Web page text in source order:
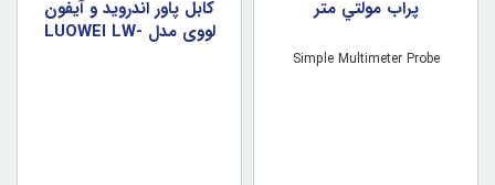
پراب مولتي متر
Simple Multimeter Probe
کابل پاور اندرويد و آيفون
لووي مدل LUOWEI LW-